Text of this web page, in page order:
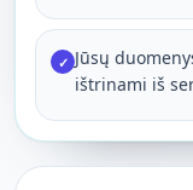
✓ Jūsų
ištrinami iš